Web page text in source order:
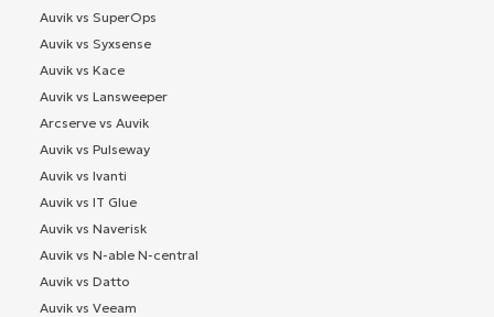
Auvik vs SuperOps
Auvik vs Syxsense
Auvik vs Kace
Auvik vs Lansweeper
Arcserve vs Auvik
Auvik vs Pulseway
Auvik vs Ivanti
Auvik vs IT Glue
Auvik vs Naverisk
Auvik vs N-able N-central
Auvik vs Datto
Auvik vs Veeam